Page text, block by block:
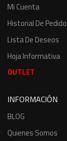
Mi Cuenta
Historial De
Lista De Deseos
Hoja Informativa
OUTLET
INFORMACIÓN
BLOG
Quienes Somos